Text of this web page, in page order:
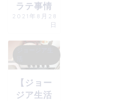
ラテ事情
2021年8月28
日
【ジョー
ジア生活